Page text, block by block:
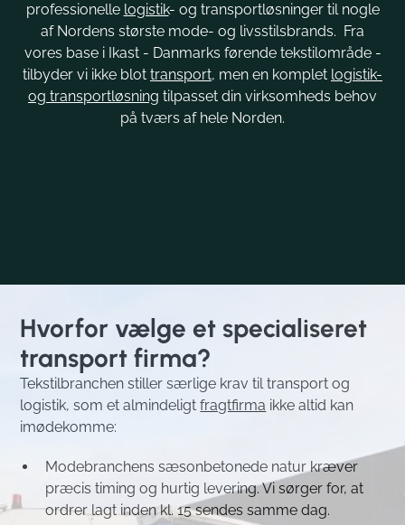
professionelle logistik- og transportløsninger til nogle
af Nordens største mode- og livsstilsbrands. Fra
vores base i Ikast - Danmarks førende tekstilområde -
tilbyder vi ikke blot transport, men en komplet logistik-
og transportløsning tilpasset din virksomheds behov
på tværs af hele Norden.
Hvorfor vælge et specialiseret
transport firma?
Tekstilbranchen stiller særlige krav til transport og
logistik, som et almindeligtfragtfirma ikke altid kan
imødekomme:
Modebranchens sæsonbetonede natur kræver
præcis timing og hurtig levering. Vi sørger for, at
ordrer lagt inden kl. 15 sendes samme dag.